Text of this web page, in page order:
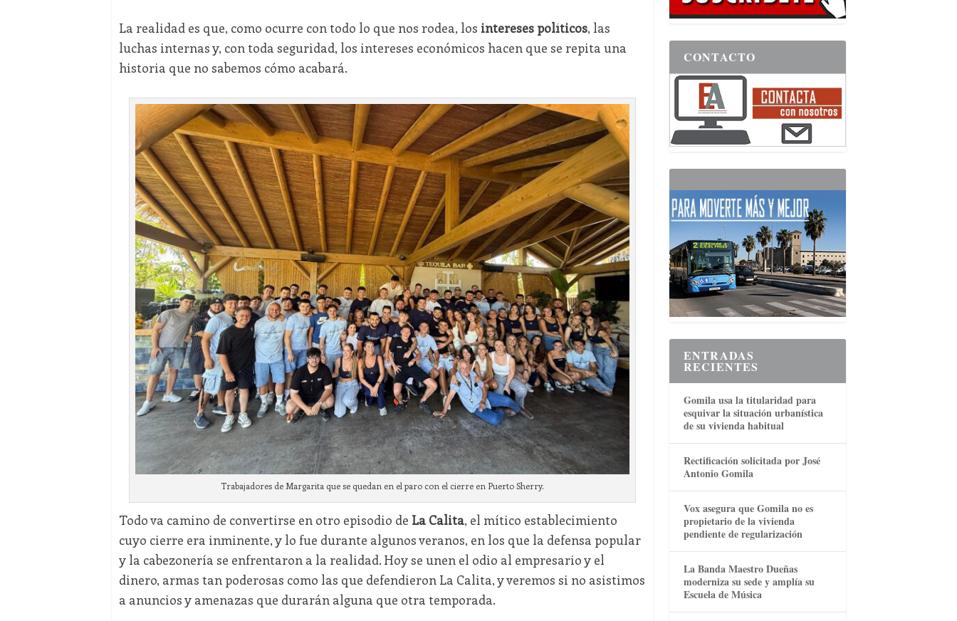
La realidad es que, como ocurre con todo lo que nos rodea, los intereses políticos, las
luchas internas y, con toda seguridad, los intereses económicos hacen que se repita una
historia que no sabemos cómo acabará.
Trabajadores de Margarita que se quedan en el paro con el cierre en Puerto Sherry.
Todo va camino de convertirse en otro episodio de La Calita, el mítico establecimiento
cuyo cierre era inminente, y lo fue durante algunos veranos, en los que la defensa popular
y la cabezonería se enfrentaron a la realidad. Hoy se unen el odio al empresario y el
dinero, armas tan poderosas como las que defendieron La Calita, y veremos si no asistimos
a anuncios y amenazas que durarán alguna que otra temporada.
CONTACTO
ENTRADAS
RECIENTES
Gomila usa la titularidad para
esquivar la situación urbanística
de su vivienda habitual
Rectificación solicitada por José
Antonio Gomila
Vox asegura que Gomila no es
propietario de la vivienda
pendiente de regularización
La Banda Maestro Dueñas
moderniza su sede y amplía su
Escuela de Música